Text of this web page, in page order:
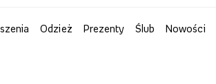
Odzież Prezenty Ślub Nowości